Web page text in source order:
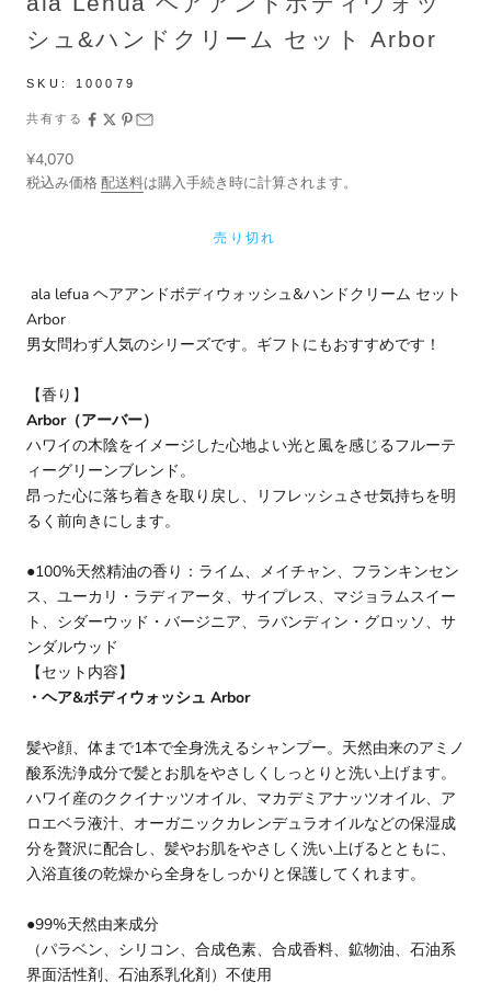
シュ&ハンドクリーム セット Arbor
SKU: 100079
共有する
セール価格
¥4,070
税込み価格配送料は購入手続き時に計算されます。
売り切れ
ala lefua ヘアアンドボディウォッシュ&ハンドクリーム セット
Arbor
男女問わず人気のシリーズです。ギフトにもおすすめです！
【香り】
Arbor（アーバー）
ハワイの木陰をイメージした心地よい光と風を感じるフルーテ
ィーグリーンブレンド。
昂った心に落ち着きを取り戻し、リフレッシュさせ気持ちを明
るく前向きにします。
●100%天然精油の香り：ライム、メイチャン、フランキンセン
ス、ユーカリ・ラディアータ、サイプレス、マジョラムスイー
ト、シダーウッド・バージニア、ラバンディン・グロッソ、サ
ンダルウッド
【セット内容】
・ヘア&ボディウォッシュ Arbor
髪や顔、体まで1本で全身洗えるシャンプー。天然由来のアミノ
酸系洗浄成分で髪とお肌をやさしくしっとりと洗い上げます。
ハワイ産のククイナッツオイル、マカデミアナッツオイル、ア
ロエベラ液汁、オーガニックカレンデュラオイルなどの保湿成
分を贅沢に配合し、髪やお肌をやさしく洗い上げるとともに、
入浴直後の乾燥から全身をしっかりと保護してくれます。
●99%天然由来成分
（パラベン、シリコン、合成色素、合成香料、鉱物油、石油系
界面活性剤、石油系乳化剤）不使用